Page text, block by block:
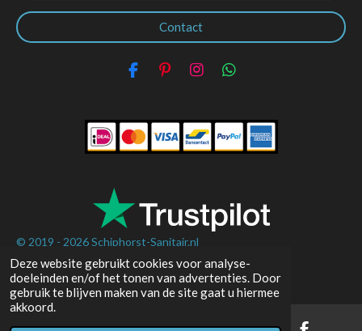
Deze website gebruikt cookies voor analyse-
doeleinden en/of het tonen van advertenties. Door
gebruik te blijven maken van de site gaat u hiermee
akkoord.
Contact
F
e
b
o
P
t
e
r
I
t
a
g
W
t
s
A
© 2019 - 2026Schiphorst-Sanitair.nl
Powered byJouwWeb